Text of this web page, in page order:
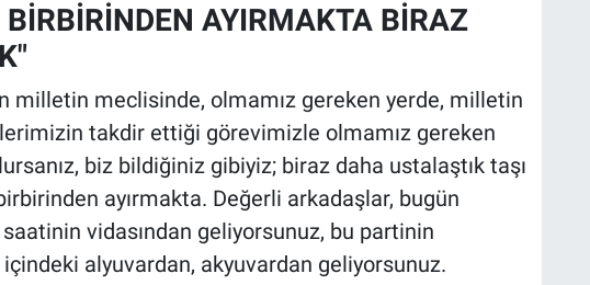
AYIRMAKTA BİRAZ
milletin meclisinde, olmamız gereken yerde, milletin
takdir ettiği görevimizle olmamız gereken
biz bildiğiniz gibiyiz; biraz daha ustalaştık taşı
ayırmakta. Değerli arkadaşlar, bugün
vidasından geliyorsunuz, bu partinin
içindeki alyuvardan, akyuvardan geliyorsunuz.